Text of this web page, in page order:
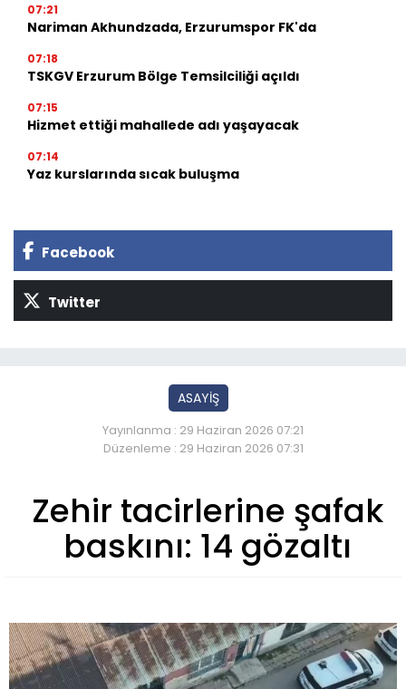
07:21
Nariman Akhundzada, Erzurumspor FK'da
07:18
TSKGV Erzurum Bölge Temsilciliği açıldı
07:15
Hizmet ettiği mahallede adı yaşayacak
07:14
Yaz kurslarında sıcak buluşma
Facebook
Twitter
ASAYİŞ
Yayınlanma : 29 Haziran 2026 07:21
Düzenleme : 29 Haziran 2026 07:31
Zehir tacirlerine şafak
baskını: 14 gözaltı